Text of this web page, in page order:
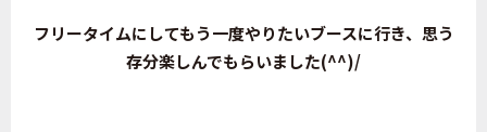
フリータイムにしてもう一度やりたいブースに行き、 思う
存分楽しんでもらいました(^^)/